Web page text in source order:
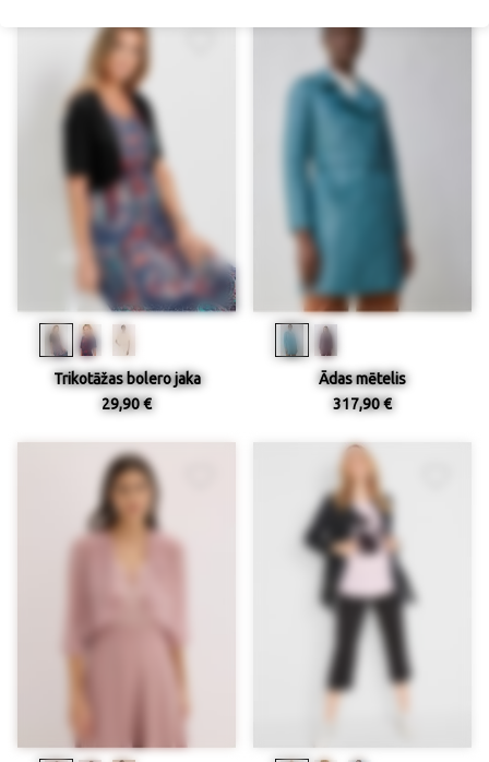
Trikotāžas bolero jaka
29,90 €
Ādas mētelis
317,90 €